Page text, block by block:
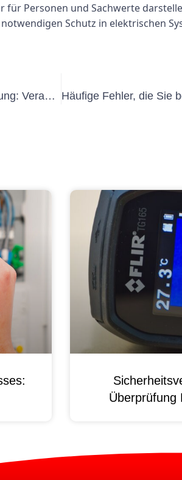
Personen und Sachwerte
Schutz in elektrischen
Die Rolle eines externen VEFK in der Kreditvermittlung: Verantwortlichkeiten und Best Practices
Überprüfung